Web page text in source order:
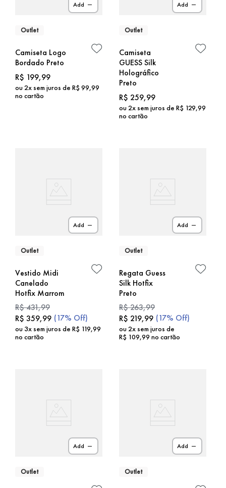
Add
Outlet
Camiseta Logo
Bordado Preto
R$ 199,99
ou2x sem juros de R$ 99,99
no cartão
Add
Outlet
Camiseta
GUESS Silk
Holográfico
Preto
R$ 259,99
ou2x sem juros de R$ 129,99
no cartão
Add
Outlet
Vestido Midi
Canelado
Hotfix Marrom
R$431,99
R$ 359,99 (17% Off)
ou 3x sem juros de R$ 119,99
no cartão
Add
Outlet
Regata Guess
Silk Hotfix
Preto
R$263,99
R$ 219,99 (17% Off)
ou2x sem juros de
R$ 109,99 no cartão
Add
Outlet
Add
Outlet